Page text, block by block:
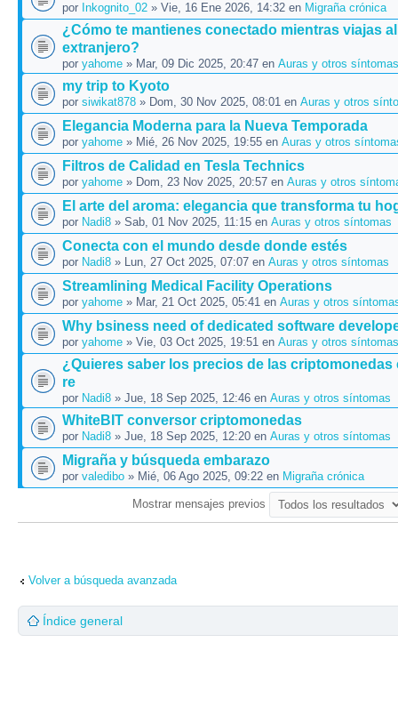
por Inkognito_02 » Vie, 16 Ene 2026, 14:32 en Migraña crónica
¿Cómo te mantienes conectado mientras viajas al
extranjero?
por yahome » Mar, 09 Dic 2025, 20:47 en Auras y otros síntomas
my trip to Kyoto
por siwikat878 » Dom, 30 Nov 2025, 08:01 en Auras y otros
Elegancia Moderna para la Nueva Temporada
por yahome » Mié, 26 Nov 2025, 19:55 en Auras y otros
Filtros de Calidad en Tesla Technics
por yahome » Dom, 23 Nov 2025, 20:57 en Auras y otros
El arte del aroma: elegancia que transforma tu
por Nadi8 » Sab, 01 Nov 2025, 11:15 en Auras y otros síntomas
Conecta con el mundo desde donde estés
por Nadi8 » Lun, 27 Oct 2025, 07:07 en Auras y otros síntomas
Streamlining Medical Facility Operations
por yahome » Mar, 21 Oct 2025, 05:41 en Auras y otros
Why bsiness need of dedicated software
por yahome » Vie, 03 Oct 2025, 19:51 en Auras y otros síntomas
¿Quieres saber los precios de las criptomonedas
re
por Nadi8 » Jue, 18 Sep 2025, 12:46 en Auras y otros síntomas
WhiteBIT conversor criptomonedas
por Nadi8 » Jue, 18 Sep 2025, 12:20 en Auras y otros síntomas
Migraña y búsqueda embarazo
por valedibo » Mié, 06 Ago 2025, 09:22 en Migraña crónica
Mostrar mensajes previos
Volver a búsqueda avanzada
Índice general